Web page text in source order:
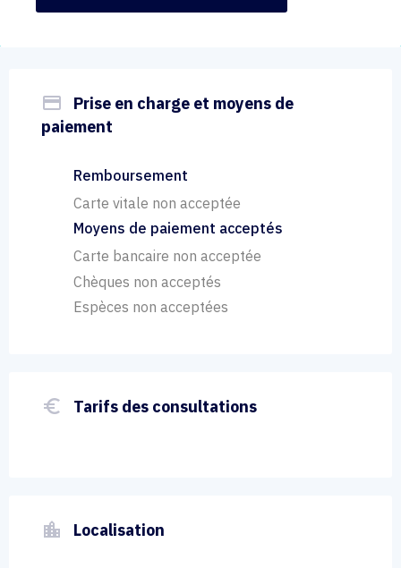
payment
Prise en charge et moyens de
paiement
Remboursement
Carte vitale non acceptée
Moyens de paiement acceptés
Carte bancaire non acceptée
Chèques non acceptés
Espèces non acceptées
euro_symbol Tarifs des consultations
location_city Localisation